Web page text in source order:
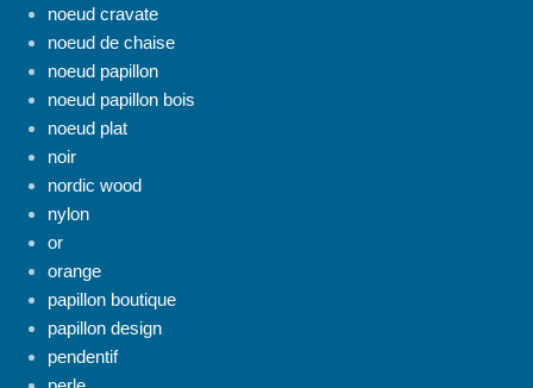
noeud cravate
noeud de chaise
noeud papillon
noeud papillon bois
noeud plat
noir
nordic wood
nylon
or
orange
papillon boutique
papillon design
pendentif